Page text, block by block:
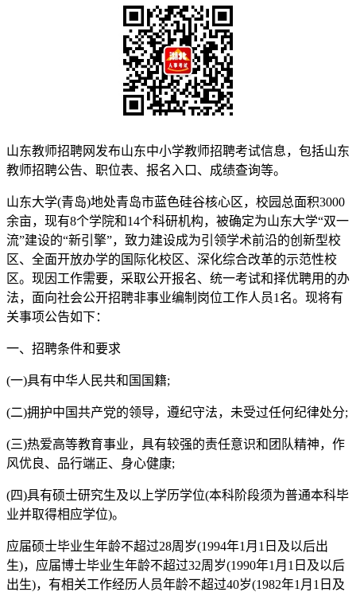
山东教师招聘网发布山东中小学教师招聘考试信息，包括山东
教师招聘公告、职位表、报名入口、成绩查询等。
山东大学(青岛)地处青岛市蓝色硅谷核心区，校园总面积3000
余亩，现有8个学院和14个科研机构，被确定为山东大学“双一
流”建设的“新引擎”，致力建设成为引领学术前沿的创新型校
区、全面开放办学的国际化校区、深化综合改革的示范性校
区。现因工作需要，采取公开报名、统一考试和择优聘用的办
法，面向社会公开招聘非事业编制岗位工作人员1名。现将有
关事项公告如下：
一、招聘条件和要求
(一)具有中华人民共和国国籍;
(二)拥护中国共产党的领导，遵纪守法，未受过任何纪律处分;
(三)热爱高等教育事业，具有较强的责任意识和团队精神，作
风优良、品行端正、身心健康;
(四)具有硕士研究生及以上学历学位(本科阶段须为普通本科毕
业并取得相应学位)。
应届硕士毕业生年龄不超过28周岁(1994年1月1日及以后出
生)，应届博士毕业生年龄不超过32周岁(1990年1月1日及以后
出生)，有相关工作经历人员年龄不超过40岁(1982年1月1日及